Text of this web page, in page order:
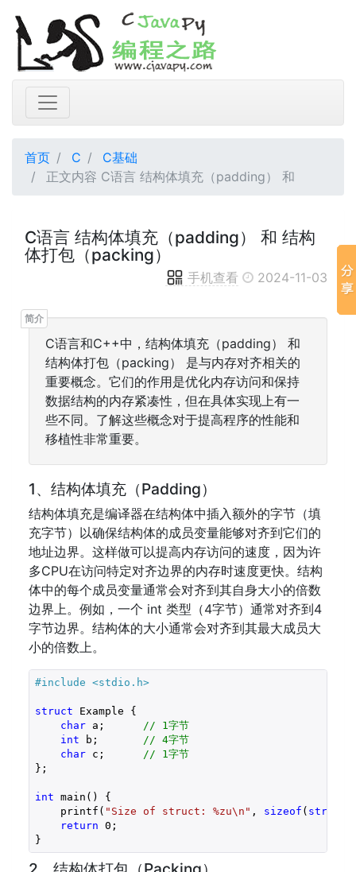
首页 C
C基础
正文内容 C语言 结构体填充（padding） 和
C语言 结构体填充（padding） 和 结构
体打包（packing）
手机查看 2024-11-03
C语言和C++中，结构体填充（padding） 和
结构体打包（packing） 是与内存对齐相关的
重要概念。它们的作用是优化内存访问和保持
数据结构的内存紧凑性，但在具体实现上有一
些不同。了解这些概念对于提高程序的性能和
移植性非常重要。
1、结构体填充（Padding）
结构体填充是编译器在结构体中插入额外的字节（填
充字节）以确保结构体的成员变量能够对齐到它们的
地址边界。这样做可以提高内存访问的速度，因为许
多CPU在访问特定对齐边界的内存时速度更快。结构
体中的每个成员变量通常会对齐到其自身大小的倍数
边界上。例如，一个 int 类型（4字节）通常对齐到4
字节边界。结构体的大小通常会对齐到其最大成员大
小的倍数上。
#include <stdio.h>
struct Example {
char a;
// 1字节
int b;
// 4字节
char c;
// 1字节
};
int main() {
    printf(
"Size of struct: %zu\n" , sizeof ( struct
return 0 ;
}